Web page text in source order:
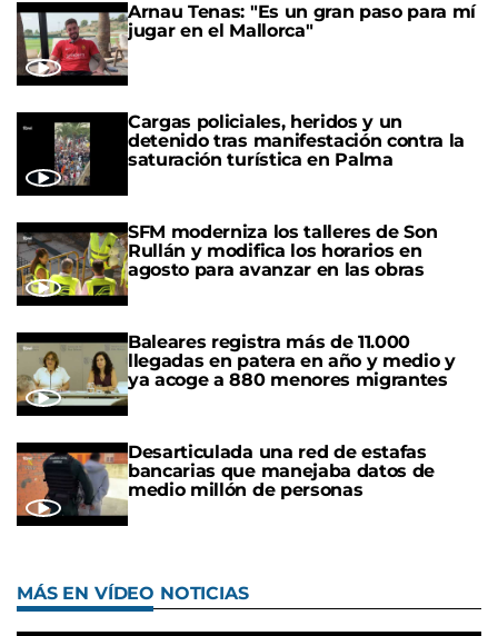
Arnau Tenas: "Es un gran paso para mí
jugar en el Mallorca"
Cargas policiales, heridos y un
detenido tras manifestación contra la
saturación turística en Palma
SFM moderniza los talleres de Son
Rullán y modifica los horarios en
agosto para avanzar en las obras
Baleares registra más de 11.000
llegadas en patera en año y medio y
ya acoge a 880 menores migrantes
Desarticulada una red de estafas
bancarias que manejaba datos de
medio millón de personas
MÁS EN VÍDEO NOTICIAS